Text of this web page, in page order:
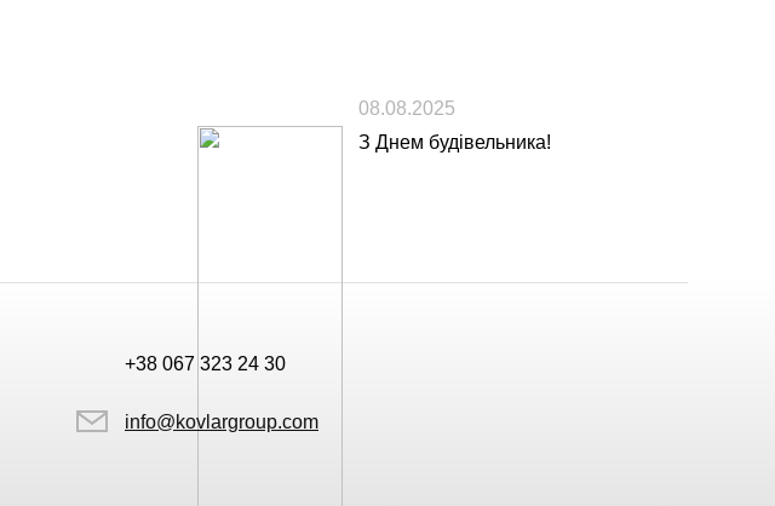
08.08.2025
З Днем будівельника!
+38 067 323 24 30
info@kovlargroup.com